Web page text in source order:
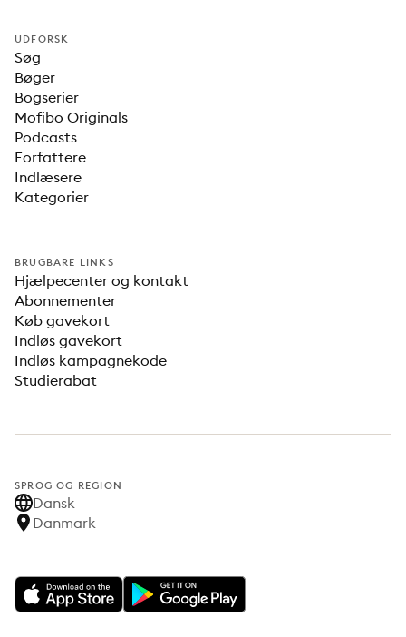
UDFORSK
Søg
Bøger
Bogserier
Mofibo Originals
Podcasts
Forfattere
Indlæsere
Kategorier
BRUGBARE LINKS
Hjælpecenter og kontakt
Abonnementer
Køb gavekort
Indløs gavekort
Indløs kampagnekode
Studierabat
SPROG OG REGION
Dansk
Danmark